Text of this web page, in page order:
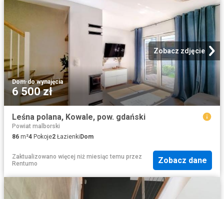
Zobacz zdjęcie
Dom·do wynajęcia
6 500 zł
Leśna polana, Kowale, pow. gdański
Powiat malborski
86 m²4 Pokoje2 Łazienki Dom
Zaktualizowano więcej niż miesiąc temu przez
Rentumo
Zobacz dane